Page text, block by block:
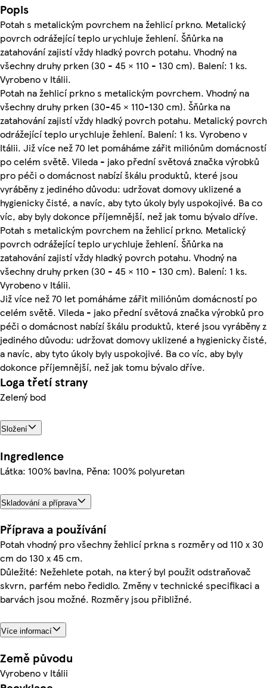
Popis
Potah s metalickým povrchem na žehlicí prkno. Metalický
povrch odrážející teplo urychluje žehlení. Šňůrka na
zatahování zajistí vždy hladký povrch potahu. Vhodný na
všechny druhy prken (30 - 45 × 110 - 130 cm). Balení: 1 ks.
Vyrobeno v Itálii.
Potah na žehlicí prkno s metalickým povrchem. Vhodný na
všechny druhy prken (30-45 × 110-130 cm). Šňůrka na
zatahování zajistí vždy hladký povrch potahu. Metalický povrch
odrážející teplo urychluje žehlení. Balení: 1 ks. Vyrobeno v
Itálii. Již více než 70 let pomáháme zářit miliónům domácností
po celém světě. Vileda - jako přední světová značka výrobků
pro péči o domácnost nabízí škálu produktů, které jsou
vyráběny z jediného důvodu: udržovat domovy uklizené a
hygienicky čisté, a navíc, aby tyto úkoly byly uspokojivé. Ba co
víc, aby byly dokonce příjemnější, než jak tomu bývalo dříve.
Potah s metalickým povrchem na žehlicí prkno. Metalický
povrch odrážející teplo urychluje žehlení. Šňůrka na
zatahování zajistí vždy hladký povrch potahu. Vhodný na
všechny druhy prken (30 - 45 × 110 - 130 cm). Balení: 1 ks.
Vyrobeno v Itálii.
Již více než 70 let pomáháme zářit miliónům domácností po
celém světě. Vileda - jako přední světová značka výrobků pro
péči o domácnost nabízí škálu produktů, které jsou vyráběny z
jediného důvodu: udržovat domovy uklizené a hygienicky čisté,
a navíc, aby tyto úkoly byly uspokojivé. Ba co víc, aby byly
dokonce příjemnější, než jak tomu bývalo dříve.
Loga třetí strany
Zelený bod
Složení
Ingredience
Látka: 100% bavlna, Pěna: 100% polyuretan
Skladování a příprava
Příprava a používání
Potah vhodný pro všechny žehlicí prkna s rozměry od 110 x 30
cm do 130 x 45 cm.
Důležité: Nežehlete potah, na který byl použit odstraňovač
skvrn, parfém nebo ředidlo. Změny v technické specifikaci a
barvách jsou možné. Rozměry jsou přibližné.
Více informací
Země původu
Vyrobeno v Itálii